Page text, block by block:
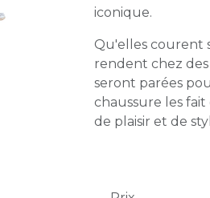
iconique.
Qu'elles courent
rendent chez des
seront parées
chaussure les
de plaisir et de